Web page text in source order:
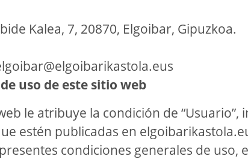
Kalea, 7, 20870, Elgoibar, Gipuzkoa.
uso de este sitio web
le atribuye la condición de
estén publicadas en
condiciones generales de